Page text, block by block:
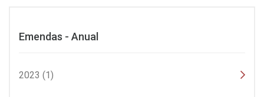
Emendas - Anual
2023 (1)